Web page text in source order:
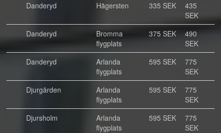
Danderyd
Hägersten 335 SEK
435
SEK
Danderyd
Bromma
flygplats
375 SEK
490
SEK
Danderyd
Arlanda
flygplats
595 SEK
775
SEK
Djurgården
Arlanda
flygplats
595 SEK
775
SEK
Djursholm
Arlanda
flygplats
595 SEK
775
SEK